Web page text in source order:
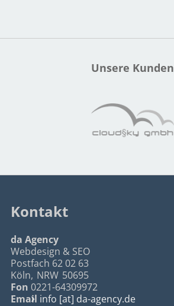
Unsere Kunden
Kontakt
da Agency
Webdesign & SEO
Postfach 62 02 63
Köln, NRW 50695
Fon 0221-64309972
Email info [at] da-agency.de